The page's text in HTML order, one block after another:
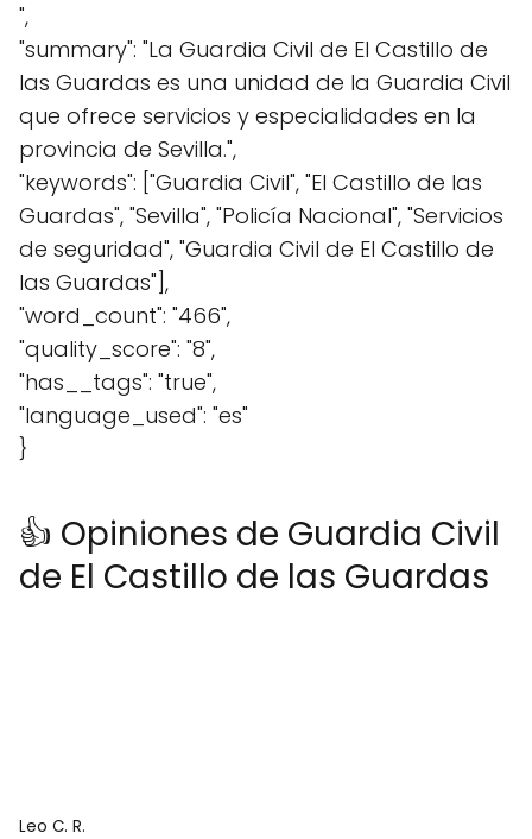
",
"summary": "La Guardia Civil de El Castillo de
las Guardas es una unidad de la Guardia Civil
que ofrece servicios y especialidades en la
provincia de Sevilla.",
"keywords": ["Guardia Civil", "El Castillo de las
Guardas", "Sevilla", "Policía Nacional", "Servicios
de seguridad", "Guardia Civil de El Castillo de
las Guardas"],
"word_count": "466",
"quality_score": "8",
"has__tags": "true",
"language_used": "es"
}
👍 Opiniones de Guardia Civil
de El Castillo de las Guardas
Leo C. R.